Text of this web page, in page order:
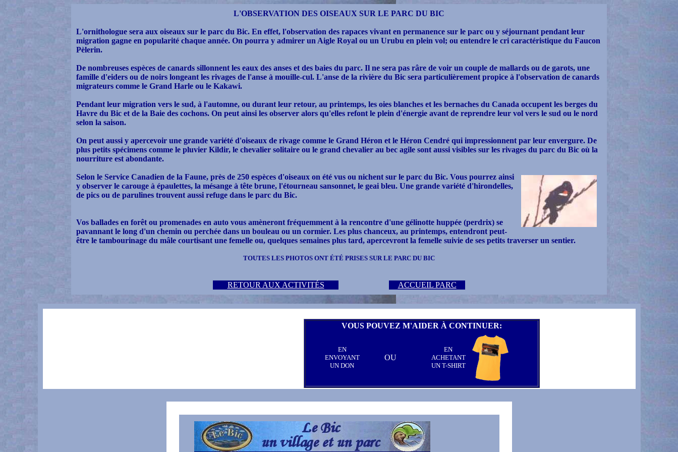
L'OBSERVATION DES OISEAUX SUR LE PARC DU BIC
L'ornithologue sera aux oiseaux sur le parc du Bic. En effet, l'observation des rapaces vivant en permanence sur le parc ou y séjournant pendant leur
migration gagne en popularité chaque année. On pourra y admirer un Aigle Royal ou un Urubu en plein vol; ou entendre le cri caractéristique du Faucon
Pèlerin.
De nombreuses espèces de canards sillonnent les eaux des anses et des baies du parc. Il ne sera pas râre de voir un couple de mallards ou de garots, une
famille d'eiders ou de noirs longeant les rivages de l'anse à mouille-cul. L'anse de la rivière du Bic sera particulièrement propice à l'observation de canards
migrateurs comme le Grand Harle ou le Kakawi.
Pendant leur migration vers le sud, à l'automne, ou durant leur retour, au printemps, les oies blanches et les bernaches du Canada occupent les berges du
Havre du Bic et de la Baie des cochons. On peut ainsi les observer alors qu'elles refont le plein d'énergie avant de reprendre leur vol vers le sud ou le nord
selon la saison.
On peut aussi y apercevoir une grande variété d'oiseaux de rivage comme le Grand Héron et le Héron Cendré qui impressionnent par leur envergure. De
plus petits spécimens comme le pluvier Kildir, le chevalier solitaire ou le grand chevalier au bec agile sont aussi visibles sur les rivages du parc du Bic où la
nourriture est abondante.
Selon le Service Canadien de la Faune, près de 250 espèces d'oiseaux on été vus ou nichent sur le parc du Bic. Vous pourrez ainsi
y observer le carouge à épaulettes, la mésange à tête brune, l'étourneau sansonnet, le geai bleu. Une grande variété d'hirondelles,
de pics ou de parulines trouvent aussi refuge dans le parc du Bic.
Vos ballades en forêt ou promenades en auto vous amèneront fréquemment à la rencontre d'une gélinotte huppée (perdrix) se
pavannant le long d'un chemin ou perchée dans un bouleau ou un cormier. Les plus chanceux, au printemps, entendront peut-
être le tambourinage du mâle courtisant une femelle ou, quelques semaines plus tard, apercevront la femelle suivie de ses petits traverser un sentier.
TOUTES LES PHOTOS ONT ÉTÉ PRISES SUR LE PARC DU BIC
RETOUR AUX ACTIVITÉS ACCUEIL PARC
VOUS POUVEZ M'AIDER À CONTINUER:
EN
ENVOYANT
UN DON
OU
EN
ACHETANT
UN T-SHIRT